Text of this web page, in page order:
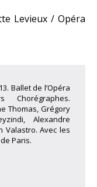
Levieux / Opéra
Ballet de l’Opéra
Thomas, Grégory
Alexandre
Valastro. Avec les
Paris.